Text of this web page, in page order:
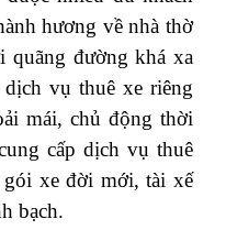
hương về nhà thờ
quãng đường khá xa
vụ thuê xe riêng
mái, chủ động thời
cấp dịch vụ thuê
xe đời mới, tài xế
bạch.